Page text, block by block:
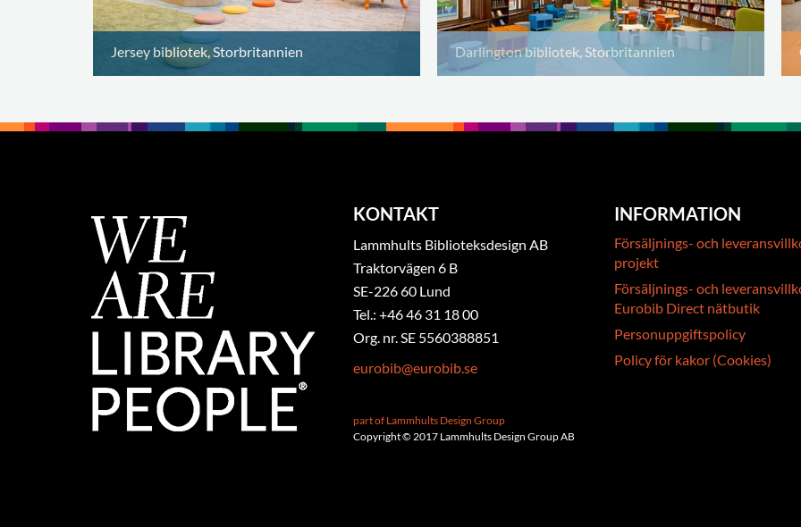
Jersey bibliotek, Storbritannien Darlington bibliotek, Storbritannien
KONTAKT
Lammhults Biblioteksdesign AB
Traktorvägen 6 B
SE-226 60 Lund
Tel.: +46 46 31 18 00
Org. nr. SE 5560388851
eurobib@eurobib.se
part of Lammhults Design Group
Copyright © 2017 Lammhults Design Group AB
INFORMATION
Försäljnings- och
projekt
Försäljnings- och
Eurobib Direct nätbutik
Personuppgiftspolicy
Policy för kakor (Cookies)